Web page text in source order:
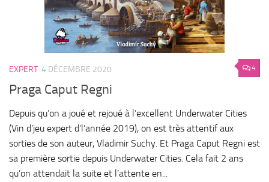
4
EXPERT 4 DÉCEMBRE 2020
Praga Caput Regni
Depuis qu’on a joué et rejoué à l’excellent Underwater Cities
(Vin d’jeu expert d’l’année 2019), on est très attentif aux
sorties de son auteur, Vladimir Suchy. Et Praga Caput Regni est
sa première sortie depuis Underwater Cities. Cela fait 2 ans
qu’on attendait la suite et l’attente en...